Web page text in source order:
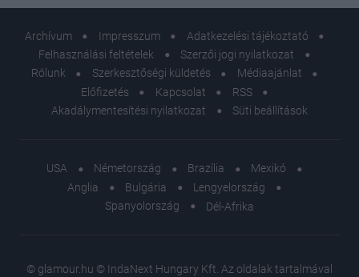
Archívum Impresszum
Adatkezelési tájékoztató
Felhasználási feltételek
Szerzői jogi nyilatkozat
Rólunk
Szerkesztőségi küldetés
Médiaajánlat
Előfizetés
Kapcsolat
RSS
Akadálymentesítési nyilatkozat
Süti beállítások
USA Németország Brazília
Mexikó
Anglia
Bulgária
Lengyelország
Spanyolország
Dél-Afrika
© glamour.hu © IndaNext Hungary Kft. Az oldalak tartalmával